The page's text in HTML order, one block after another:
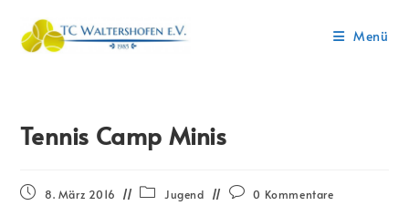
Menü
Tennis Camp Minis
8. März 2016 Jugend 0 Kommentare